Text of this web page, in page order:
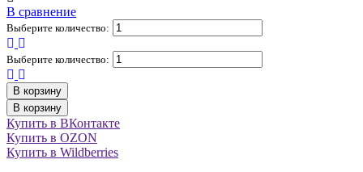
В сравнение
Выберите количество:
Выберите количество:
В корзину
В корзину
Купить в ВКонтакте
Купить в OZON
Купить в Wildberries